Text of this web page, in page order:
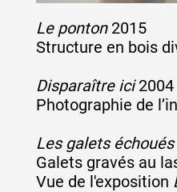
Le ponton2015
Structure en bois
Disparaître ici2004
Photographie de
Les galets échoués
Galets gravés au
Vue de l'exposition